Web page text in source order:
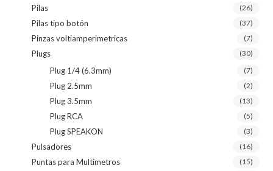
Pilas (26)
Pilas tipo botón (37)
Pinzas voltiamperimetricas (7)
Plugs (30)
Plug 1/4 (6.3mm) (7)
Plug 2.5mm (2)
Plug 3.5mm (13)
Plug RCA (5)
Plug SPEAKON (3)
Pulsadores (16)
Puntas para Multímetros (15)